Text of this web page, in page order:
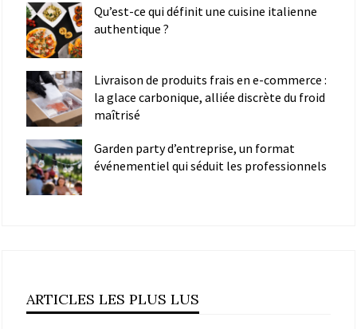
Qu’est-ce qui définit une cuisine italienne
authentique ?
Livraison de produits frais en e-commerce :
la glace carbonique, alliée discrète du froid
maîtrisé
Garden party d’entreprise, un format
événementiel qui séduit les professionnels
ARTICLES LES PLUS LUS